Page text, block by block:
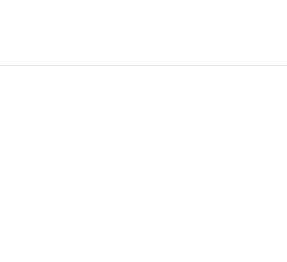
產品13碼代號